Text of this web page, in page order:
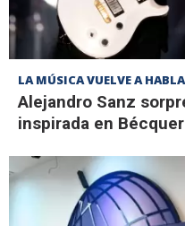
LA MÚSICA VUELVE A
Alejandro Sanz
inspirada en Bécquer